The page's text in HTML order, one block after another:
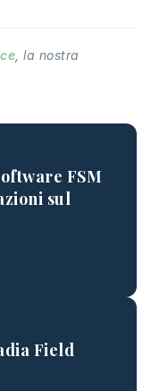
, la nostra
FSM
sul
Field